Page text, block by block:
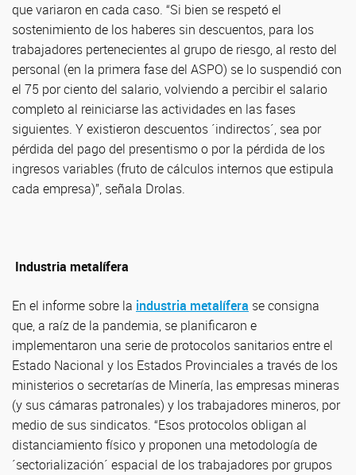
que variaron en cada caso. “Si bien se respetó el
sostenimiento de los haberes sin descuentos, para los
trabajadores pertenecientes al grupo de riesgo, al resto del
personal (en la primera fase del ASPO) se lo suspendió con
el 75 por ciento del salario, volviendo a percibir el salario
completo al reiniciarse las actividades en las fases
siguientes. Y existieron descuentos ´indirectos´, sea por
pérdida del pago del presentismo o por la pérdida de los
ingresos variables (fruto de cálculos internos que estipula
cada empresa)”, señala Drolas.
Industria metalífera
En el informe sobre la industria metalífera se consigna
que, a raíz de la pandemia, se planificaron e
implementaron una serie de protocolos sanitarios entre el
Estado Nacional y los Estados Provinciales a través de los
ministerios o secretarías de Minería, las empresas mineras
(y sus cámaras patronales) y los trabajadores mineros, por
medio de sus sindicatos. “Esos protocolos obligan al
distanciamiento físico y proponen una metodología de
´sectorialización´ espacial de los trabajadores por grupos